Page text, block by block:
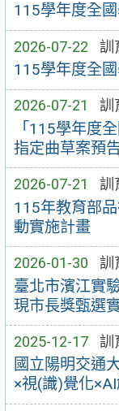
115學年度全
2026-07-22 訓
115學年度全
2026-07-21 訓
「115學年度
指定曲草案預
2026-07-21 訓
115年教育部
動實施計畫
2026-01-30 訓
臺北市濱江實
現市長獎甄選
2025-12-17 訓
國立陽明交通
×視(識)覺化